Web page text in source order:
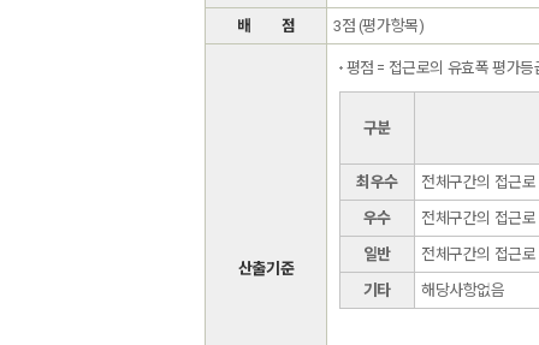
배 점
3점 (평가항목)
산출기준
평점 = 접근로의 유효폭 평가
구분
최우수
전체구간의 접근
우수
전체구간의 접근
일반
전체구간의 접근
기타
해당사항없음